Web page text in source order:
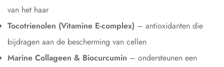
van het haar
Tocotrienolen (Vitamine E-complex) – antioxidanten die
bijdragen aan de bescherming van cellen
Marine Collageen & Biocurcumin – ondersteunen een